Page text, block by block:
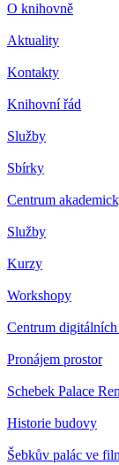
O knihovně
Aktuality
Kontakty
Knihovní řád
Služby
Sbírky
Centrum
Služby
Kurzy
Workshopy
Centrum
Pronájem prostor
Schebek Palace
Historie budovy
Šebkův palác ve